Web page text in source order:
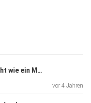
040 - Der Junge, der aussieht wie ein Mädchen oder "Über das Gendern, Bewertungen, Rollenverteilungen und Klischees"
vor 4 Jahren